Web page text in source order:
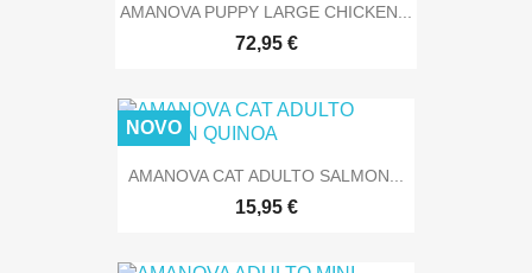
AMANOVA PUPPY LARGE CHICKEN...
72,95 €
AMANOVA CAT ADULTO SALMON...
15,95 €
NOVO